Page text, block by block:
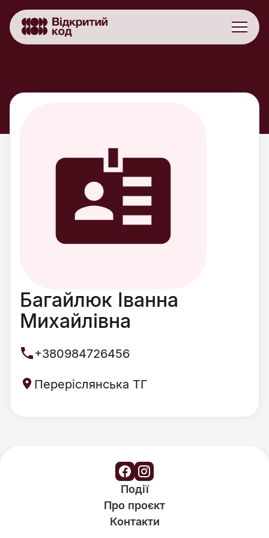
Багайлюк Іванна
Михайлівна
+380984726456
Переріслянська ТГ
Події
Про проєкт
Контакти